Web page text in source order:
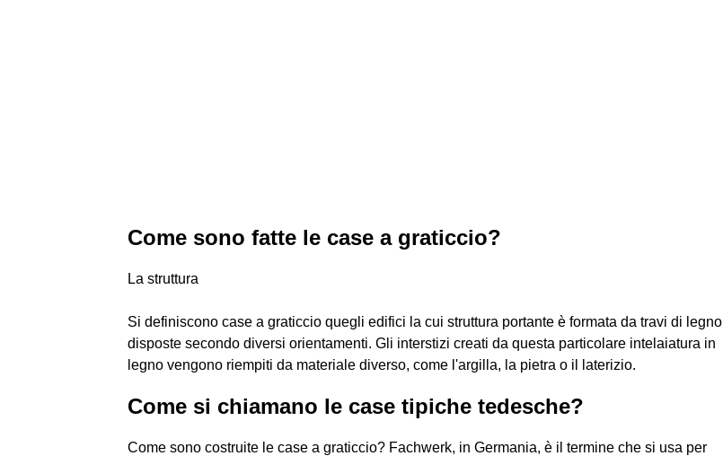
Come sono fatte le case a graticcio?
La struttura
Si definiscono case a graticcio quegli edifici la cui struttura portante è formata da travi di legno
disposte secondo diversi orientamenti. Gli interstizi creati da questa particolare intelaiatura in
legno vengono riempiti da materiale diverso, come l'argilla, la pietra o il laterizio.
Come si chiamano le case tipiche tedesche?
Come sono costruite le case a graticcio? Fachwerk, in Germania, è il termine che si usa per